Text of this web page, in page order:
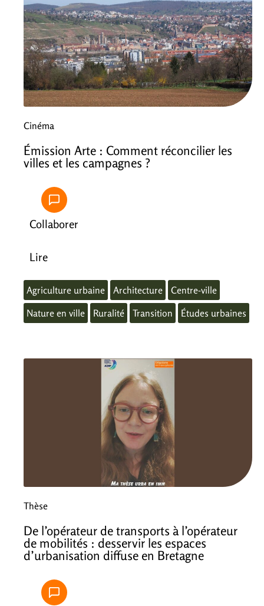
Cinéma
Émission Arte : Comment réconcilier les
villes et les campagnes ?
Collaborer
Lire
Agriculture urbaine Architecture
Centre-ville
Nature en ville
Ruralité Transition Études urbaines
Thèse
De l’opérateur de transports à l’opérateur
de mobilités : desservir les espaces
d’urbanisation diffuse en Bretagne